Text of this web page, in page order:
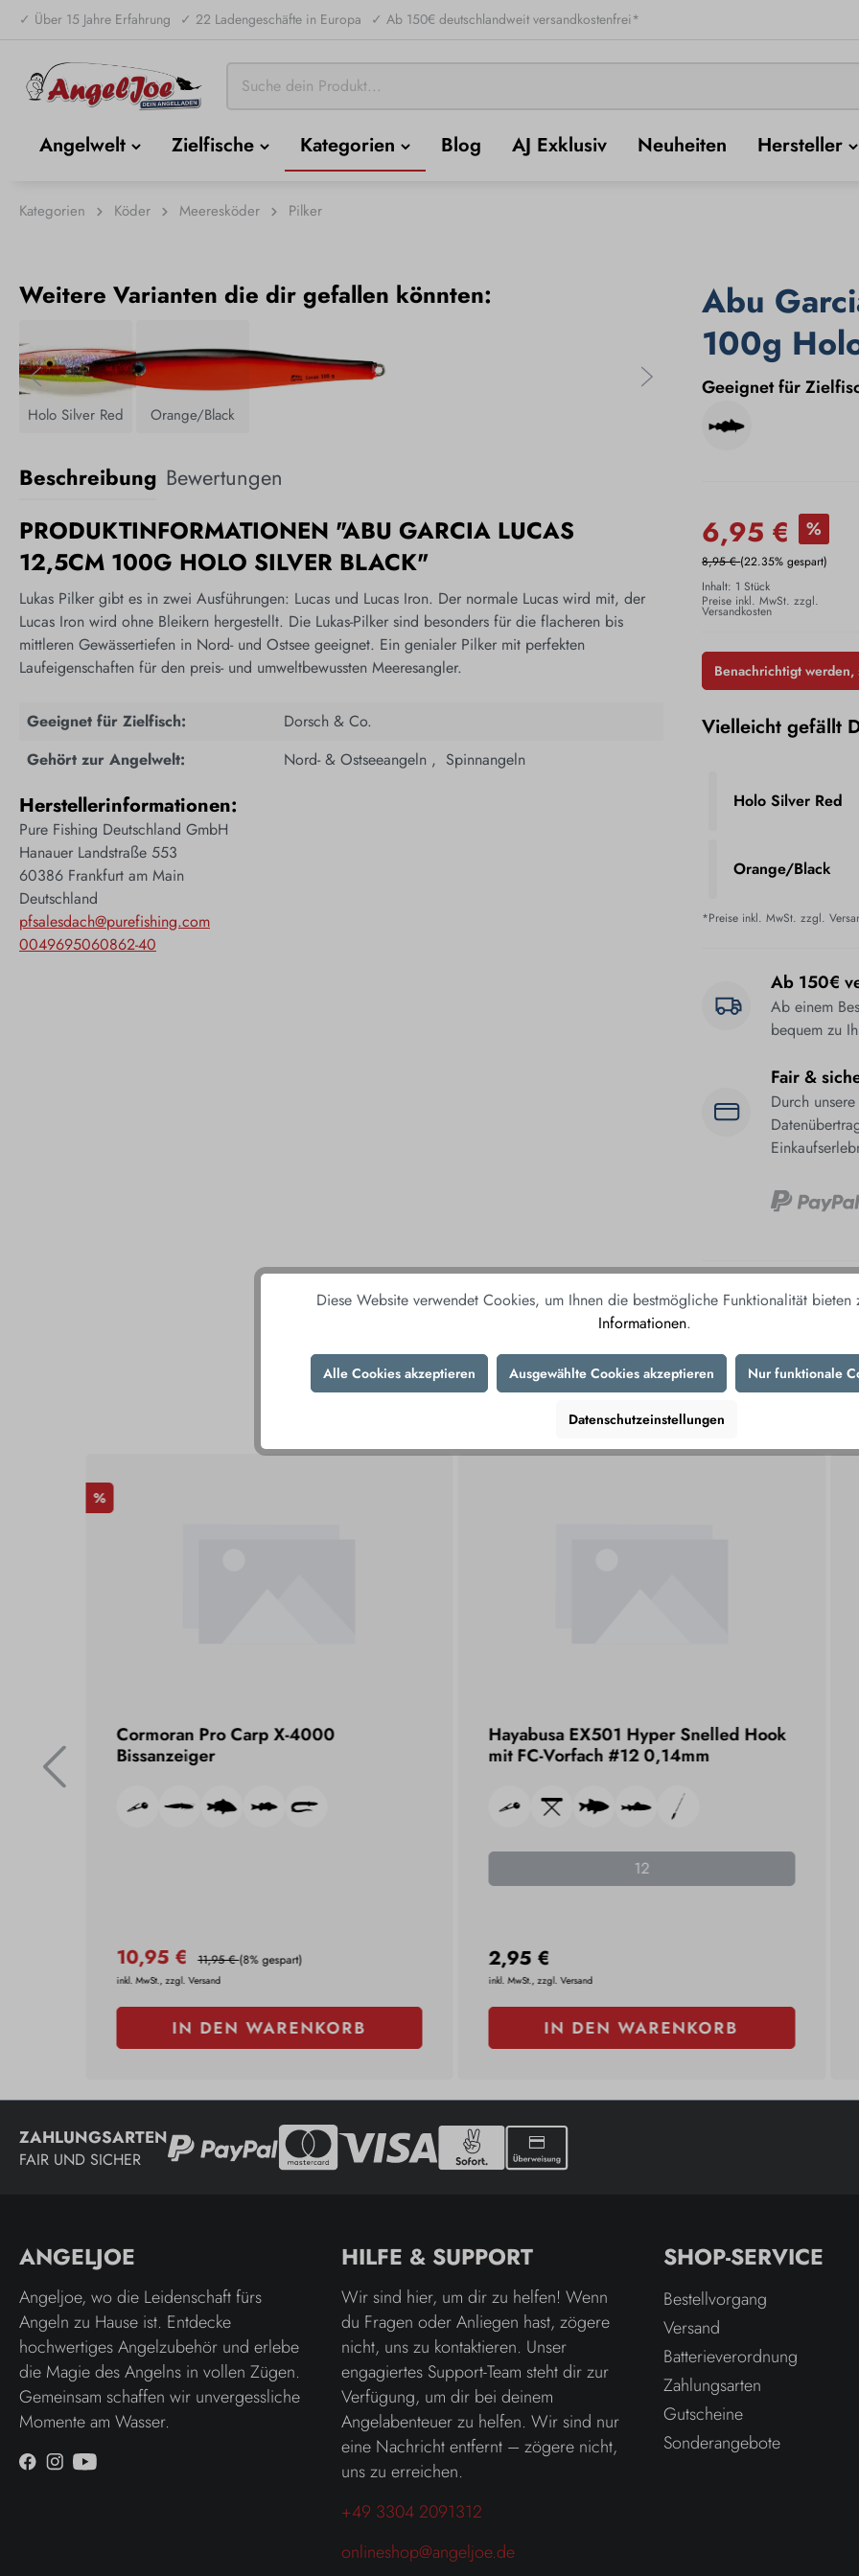
✓ Über 15 Jahre Erfahrung ✓ 22 Ladengeschäfte in Europa ✓ Ab 150€ deutschlandweit versandkostenfrei*
Angelwelt Zielfische Kategorien Blog AJ Exklusiv Neuheiten Hersteller
Kategorien Köder Meeresköder Pilker
Weitere Varianten die dir gefallen könnten:
Holo Silver Red Orange/Black
Beschreibung Bewertungen
PRODUKTINFORMATIONEN "ABU GARCIA LUCAS
12,5CM 100G HOLO SILVER BLACK"
Lukas Pilker gibt es in zwei Ausführungen: Lucas und Lucas Iron. Der normale Lucas wird mit, der
Lucas Iron wird ohne Bleikern hergestellt. Die Lukas-Pilker sind besonders für die flacheren bis
mittleren Gewässertiefen in Nord- und Ostsee geeignet. Ein genialer Pilker mit perfekten
Laufeigenschaften für den preis- und umweltbewussten Meeresangler.
Geeignet für Zielfisch:
Dorsch & Co.
Gehört zur Angelwelt:
Nord- & Ostseeangeln , Spinnangeln
Herstellerinformationen:
Pure Fishing Deutschland GmbH
Hanauer Landstraße 553
60386 Frankfurt am Main
Deutschland
pfsalesdach@purefishing.com
0049695060862-40
Abu
100g
Geeignet für
6,95 € %
8,95 €(22.35% gespart)
Inhalt: 1 Stück
Preise inkl. MwSt. zzgl.
Versandkosten
Benachrichtigt
Vielleicht gefällt
Holo Silver Red
Orange/Black
*Preise inkl. MwSt. zzgl.
Ab 150€
Ab einem
bequem zu
Fair &
Durch
Produktnummer:
DAS KÖNNTE IHNEN AUCH
%
Cormoran Pro Carp X-4000
Bissanzeiger
10,95 € 11,95 €(8% gespart)
inkl. MwSt., zzgl. Versand
IN DEN WARENKORB
Hayabusa EX501 Hyper Snelled Hook
mit FC-Vorfach #12 0,14mm
12
2,95 €
inkl. MwSt., zzgl. Versand
IN DEN WARENKORB
ZAHLUNGSARTEN
FAIR UND SICHER
ANGELJOE
Angeljoe, wo die Leidenschaft fürs
Angeln zu Hause ist. Entdecke
hochwertiges Angelzubehör und erlebe
die Magie des Angelns in vollen Zügen.
Gemeinsam schaffen wir unvergessliche
Momente am Wasser.
HILFE & SUPPORT
Wir sind hier, um dir zu helfen! Wenn
du Fragen oder Anliegen hast, zögere
nicht, uns zu kontaktieren. Unser
engagiertes Support-Team steht dir zur
Verfügung, um dir bei deinem
Angelabenteuer zu helfen. Wir sind nur
eine Nachricht entfernt – zögere nicht,
uns zu erreichen.
+49 3304 2091312
onlineshop@angeljoe.de
SHOP-SERVICE
Bestellvorgang
Versand
Batterieverordnung
Zahlungsarten
Gutscheine
Sonderangebote
Diese Website verwendet Cookies, um Ihnen die bestmögliche Funktionalität bieten
Informationen.
Alle Cookies akzeptieren Ausgewählte Cookies akzeptieren Nur funktionale
Datenschutzeinstellungen